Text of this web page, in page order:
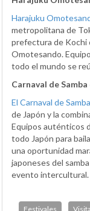
Harajuku
metropolitana de
prefectura de Kochi
Omotesando.
todo el mundo se
Carnaval de
El Carnaval de
de Japón y la
Equipos auténticos
todo Japón para
una oportunidad
japoneses del
evento intercultural.
Festivales